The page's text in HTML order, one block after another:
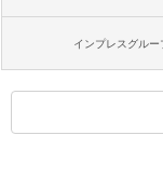
インプレスグルー